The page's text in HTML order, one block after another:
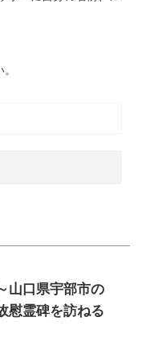
山口県宇部市の
慰霊碑を訪ねる